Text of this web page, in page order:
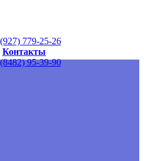
779-25-26
Контакты
95-39-90